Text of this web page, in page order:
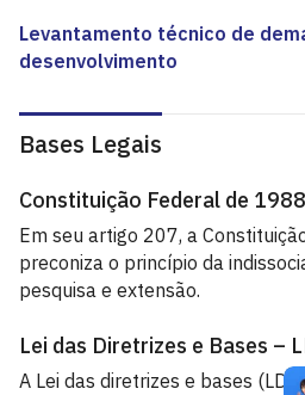
Levantamento técnico de
desenvolvimento
Bases Legais
Constituição Federal de 1988
Em seu artigo 207, a
preconiza o princípio da
pesquisa e extensão.
Lei das Diretrizes e Bases –
A Lei das diretrizes e bases